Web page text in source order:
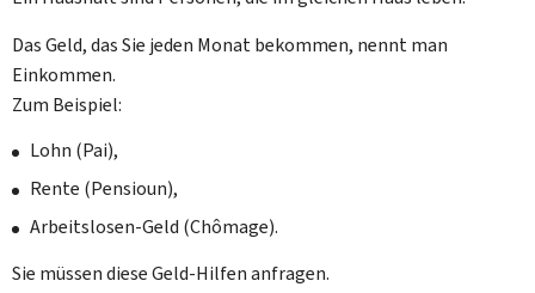
Das Geld, das Sie jeden Monat bekommen, nennt man
Einkommen.
Zum Beispiel:
Lohn (Pai),
Rente (Pensioun),
Arbeitslosen-Geld (Chômage).
Sie müssen diese Geld-Hilfen anfragen.